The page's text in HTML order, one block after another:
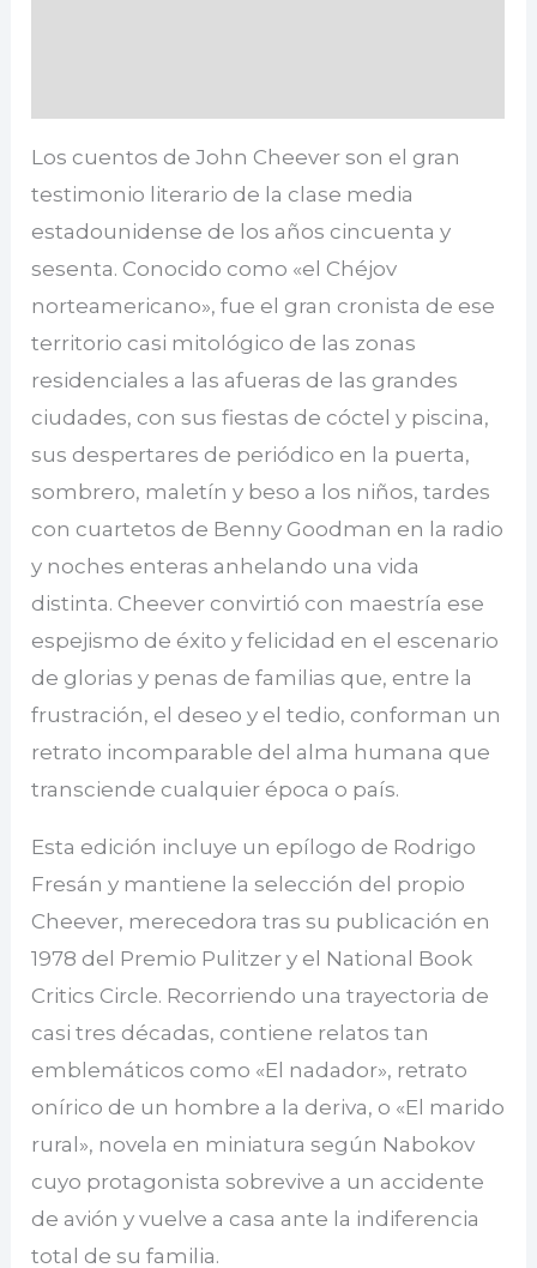
Los cuentos de John Cheever son el gran
testimonio literario de la clase media
estadounidense de los años cincuenta y
sesenta. Conocido como «el Chéjov
norteamericano», fue el gran cronista de ese
territorio casi mitológico de las zonas
residenciales a las afueras de las grandes
ciudades, con sus fiestas de cóctel y piscina,
sus despertares de periódico en la puerta,
sombrero, maletín y beso a los niños, tardes
con cuartetos de Benny Goodman en la radio
y noches enteras anhelando una vida
distinta. Cheever convirtió con maestría ese
espejismo de éxito y felicidad en el escenario
de glorias y penas de familias que, entre la
frustración, el deseo y el tedio, conforman un
retrato incomparable del alma humana que
transciende cualquier época o país.
Esta edición incluye un epílogo de Rodrigo
Fresán y mantiene la selección del propio
Cheever, merecedora tras su publicación en
1978 del Premio Pulitzer y el National Book
Critics Circle. Recorriendo una trayectoria de
casi tres décadas, contiene relatos tan
emblemáticos como «El nadador», retrato
onírico de un hombre a la deriva, o «El marido
rural», novela en miniatura según Nabokov
cuyo protagonista sobrevive a un accidente
de avión y vuelve a casa ante la indiferencia
total de su familia.